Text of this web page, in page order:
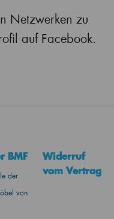
Netzwerken zu
auf Facebook.
BMF
der
von
Widerruf
vom Vertrag